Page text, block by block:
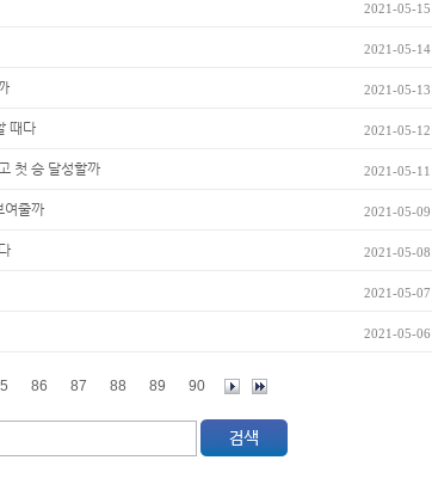
2021-05-15
2021-05-14
2021-05-13
때다 2021-05-12
첫 승 달성할까 2021-05-11
여줄까 2021-05-09
2021-05-08
2021-05-07
2021-05-06
86 87 88 89 90